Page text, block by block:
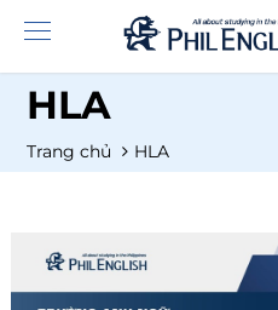
HLA
Trang chủ HLA